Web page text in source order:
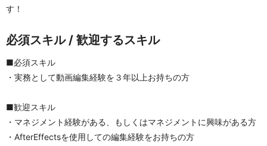
す！
必須スキル / 歓迎するスキル
■必須スキル
・実務として動画編集経験を３年以上お持ちの方
■歓迎スキル
・マネジメント経験がある、もしくはマネジメントに興味がある方
・AfterEffectsを使用しての編集経験をお持ちの方